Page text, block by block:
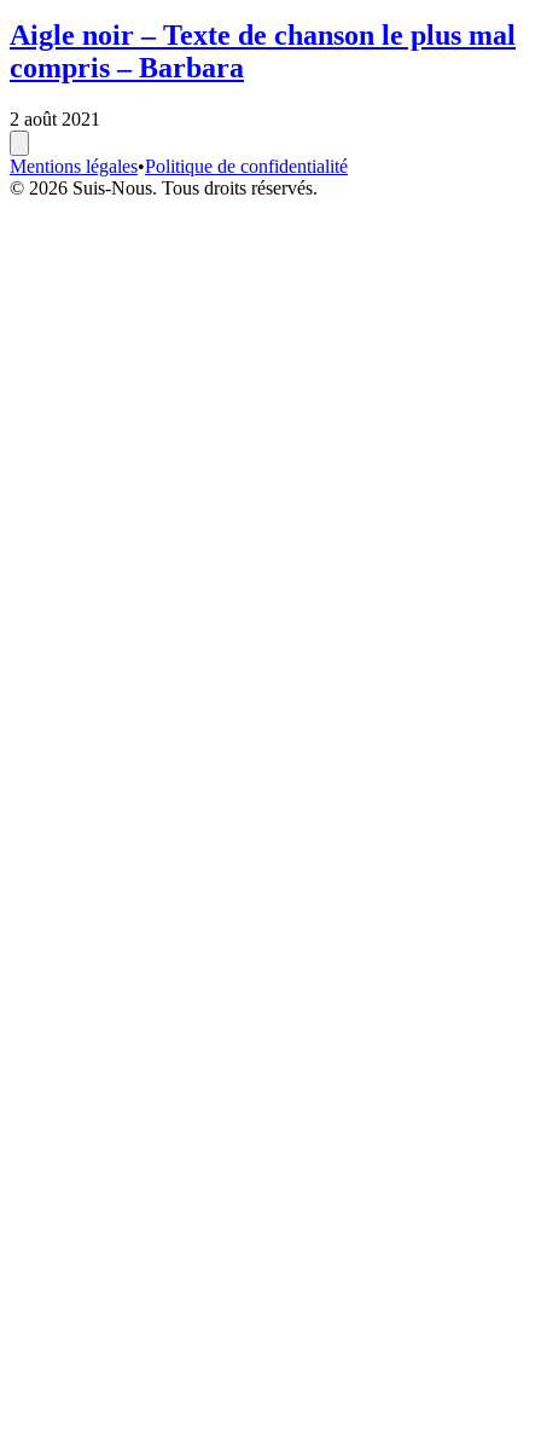
Aigle noir – Texte de chanson le plus mal
compris – Barbara
2 août 2021
Mentions légales•Politique de confidentialité
© 2026 Suis-Nous. Tous droits réservés.